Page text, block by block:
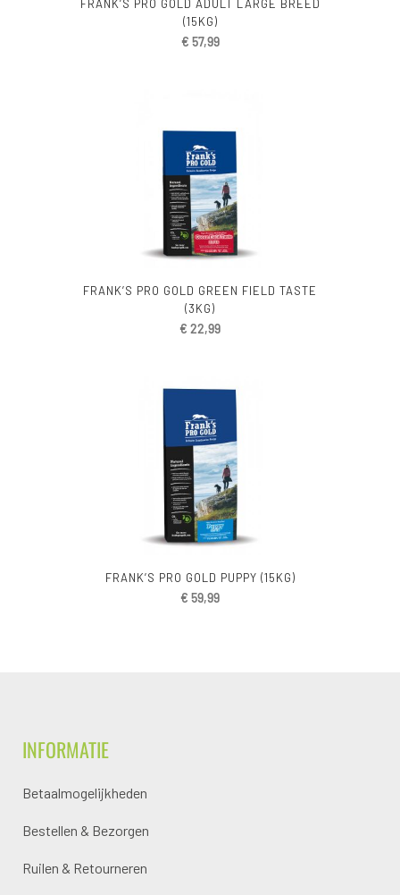
FRANK’S PRO GOLD ADULT LARGE BREED
(15KG)
€ 57,99
FRANK’S PRO GOLD GREEN FIELD TASTE
(3KG)
€ 22,99
FRANK’S PRO GOLD PUPPY (15KG)
€ 59,99
INFORMATIE
Betaalmogelijkheden
Bestellen & Bezorgen
Ruilen & Retourneren